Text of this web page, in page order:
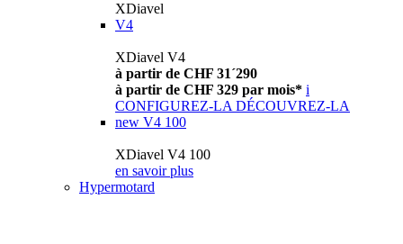
XDiavel
V4
XDiavel V4
à partir de CHF 31´290
à partir de CHF 329 par mois* i
CONFIGUREZ-LA DÉCOUVREZ-LA
new V4 100
XDiavel V4 100
en savoir plus
Hypermotard